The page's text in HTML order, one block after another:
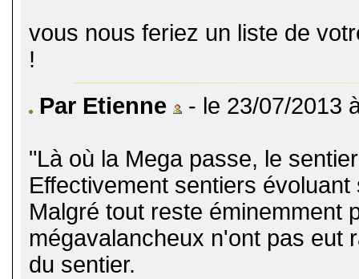
vous nous feriez un liste de
!
Par Etienne
- le 23/07/2013
"Là où la Mega passe, le
Effectivement sentiers
Malgré tout reste éminemment
mégavalancheux n'ont pas eut
du sentier.